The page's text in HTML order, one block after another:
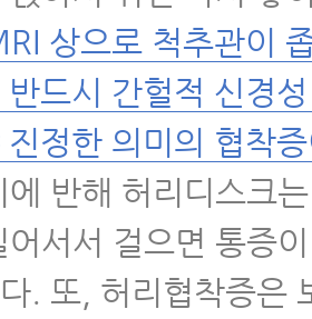
상으로 척추관이
드시 간헐적 신경
정한 의미의 협착
에 반해 허리디스크
서서 걸으면 통증
. 또, 허리협착증은